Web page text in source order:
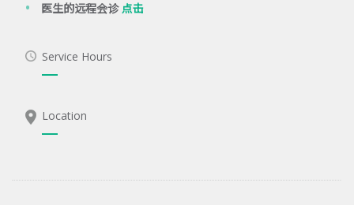
医生的远程会诊点击
Service Hours
Location